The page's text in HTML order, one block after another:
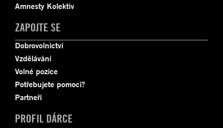
Amnesty Kolektiv
ZAPOJTE SE
Dobrovolnictví
Vzdělávání
Volné pozice
Potřebujete pomoci?
Partneři
PROFIL DÁRCE